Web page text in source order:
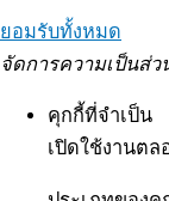
ยอมรับทั้งหมด
จัดการความเป็นส่ว
คุกกี้ที่จำเป็น
เปิดใช้งานตล